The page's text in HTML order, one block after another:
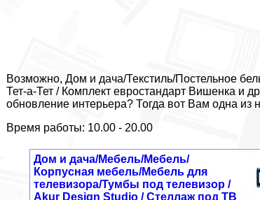
Возможно, Дом и дача/Текстиль/Постельное
Тет-а-Тет / Комплект евростандарт Вишенка и
обновление интерьера? Тогда вот Вам одна
Время работы: 10.00 - 20.00
Дом и дача/Мебель/Мебель/
Корпусная мебель/Мебель для
телевизора/Тумбы под телевизор /
Akur Design Studio / Стеллаж под ТВ